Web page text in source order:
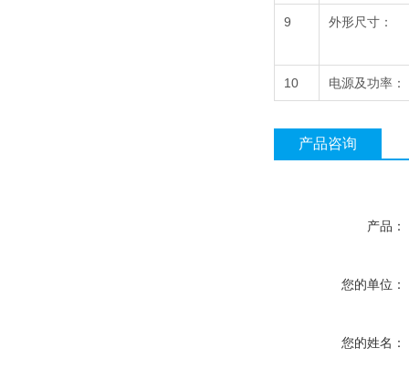
9 外形尺寸：
10 电源及功率：
产品咨询
产品：
您的单位：
您的姓名：